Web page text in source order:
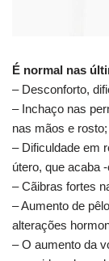
É normal nas
– Desconforto,
– Inchaço nas
nas mãos e rosto;
– Dificuldade em
útero, que acaba
– Cãibras fortes
– Aumento de
alterações
– O aumento da